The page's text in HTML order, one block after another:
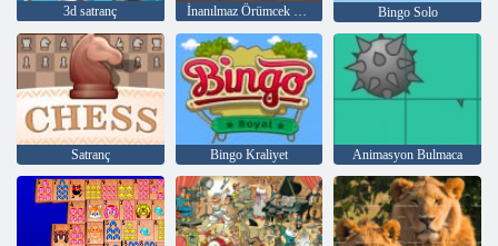
3d satranç İnanılmaz Örümcek Solitaire Bingo Solo
Satranç Bingo Kraliyet Animasyon Bulmaca